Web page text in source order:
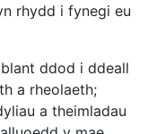
rhydd i fynegi eu
ddod i ddeall
a rheolaeth;
a theimladau